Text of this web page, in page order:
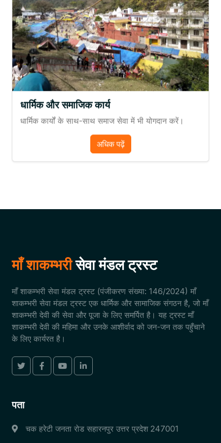
धार्मिक और समाजिक कार्य
धार्मिक कार्यों के साथ-साथ समाज सेवा में भी योगदान करें।
अधिक पढ़ें
माँ शाकम्भरीसेवा मंडल ट्रस्ट
माँ शाकम्भरी सेवा मंडल ट्रस्ट (पंजीकरण संख्या: 146/2024) माँ
शाकम्भरी सेवा मंडल ट्रस्ट एक धार्मिक और सामाजिक संगठन है, जो माँ
शाकम्भरी देवी की सेवा और पूजा के लिए समर्पित है। यह ट्रस्ट माँ
शाकम्भरी देवी की महिमा और उनके आशीर्वाद को जन-जन तक पहुँचाने
के लिए कार्यरत है।
पता
चक हरेटी जनता रोड सहारनपुर उत्तर प्रदेश 247001